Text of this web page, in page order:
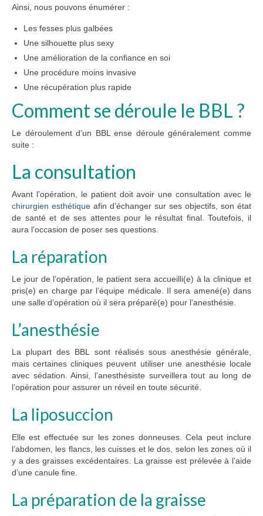
Ainsi, nous pouvons énumérer :
Les fesses plus galbées
Une silhouette plus sexy
Une amélioration de la confiance en soi
Une procédure moins invasive
Une récupération plus rapide
Comment se déroule le BBL ?
Le déroulement d’un BBL ense déroule généralement comme
suite :
La consultation
Avant l’opération, le patient doit avoir une consultation avec le
chirurgien esthétique afin d’échanger sur ses objectifs, son état
de santé et de ses attentes pour le résultat final. Toutefois, il
aura l’occasion de poser ses questions.
La réparation
Le jour de l’opération, le patient sera accueilli(e) à la clinique et
pris(e) en charge par l’équipe médicale. Il sera amené(e) dans
une salle d’opération où il sera préparé(e) pour l’anesthésie.
L’anesthésie
La plupart des BBL sont réalisés sous anesthésie générale,
mais certaines cliniques peuvent utiliser une anesthésie locale
avec sédation. Ainsi, l’anesthésiste surveillera tout au long de
l’opération pour assurer un réveil en toute sécurité.
La liposuccion
Elle est effectuée sur les zones donneuses. Cela peut inclure
l’abdomen, les flancs, les cuisses et le dos, selon les zones où il
y a des graisses excédentaires. La graisse est prélevée à l’aide
d’une canule fine.
La préparation de la graisse